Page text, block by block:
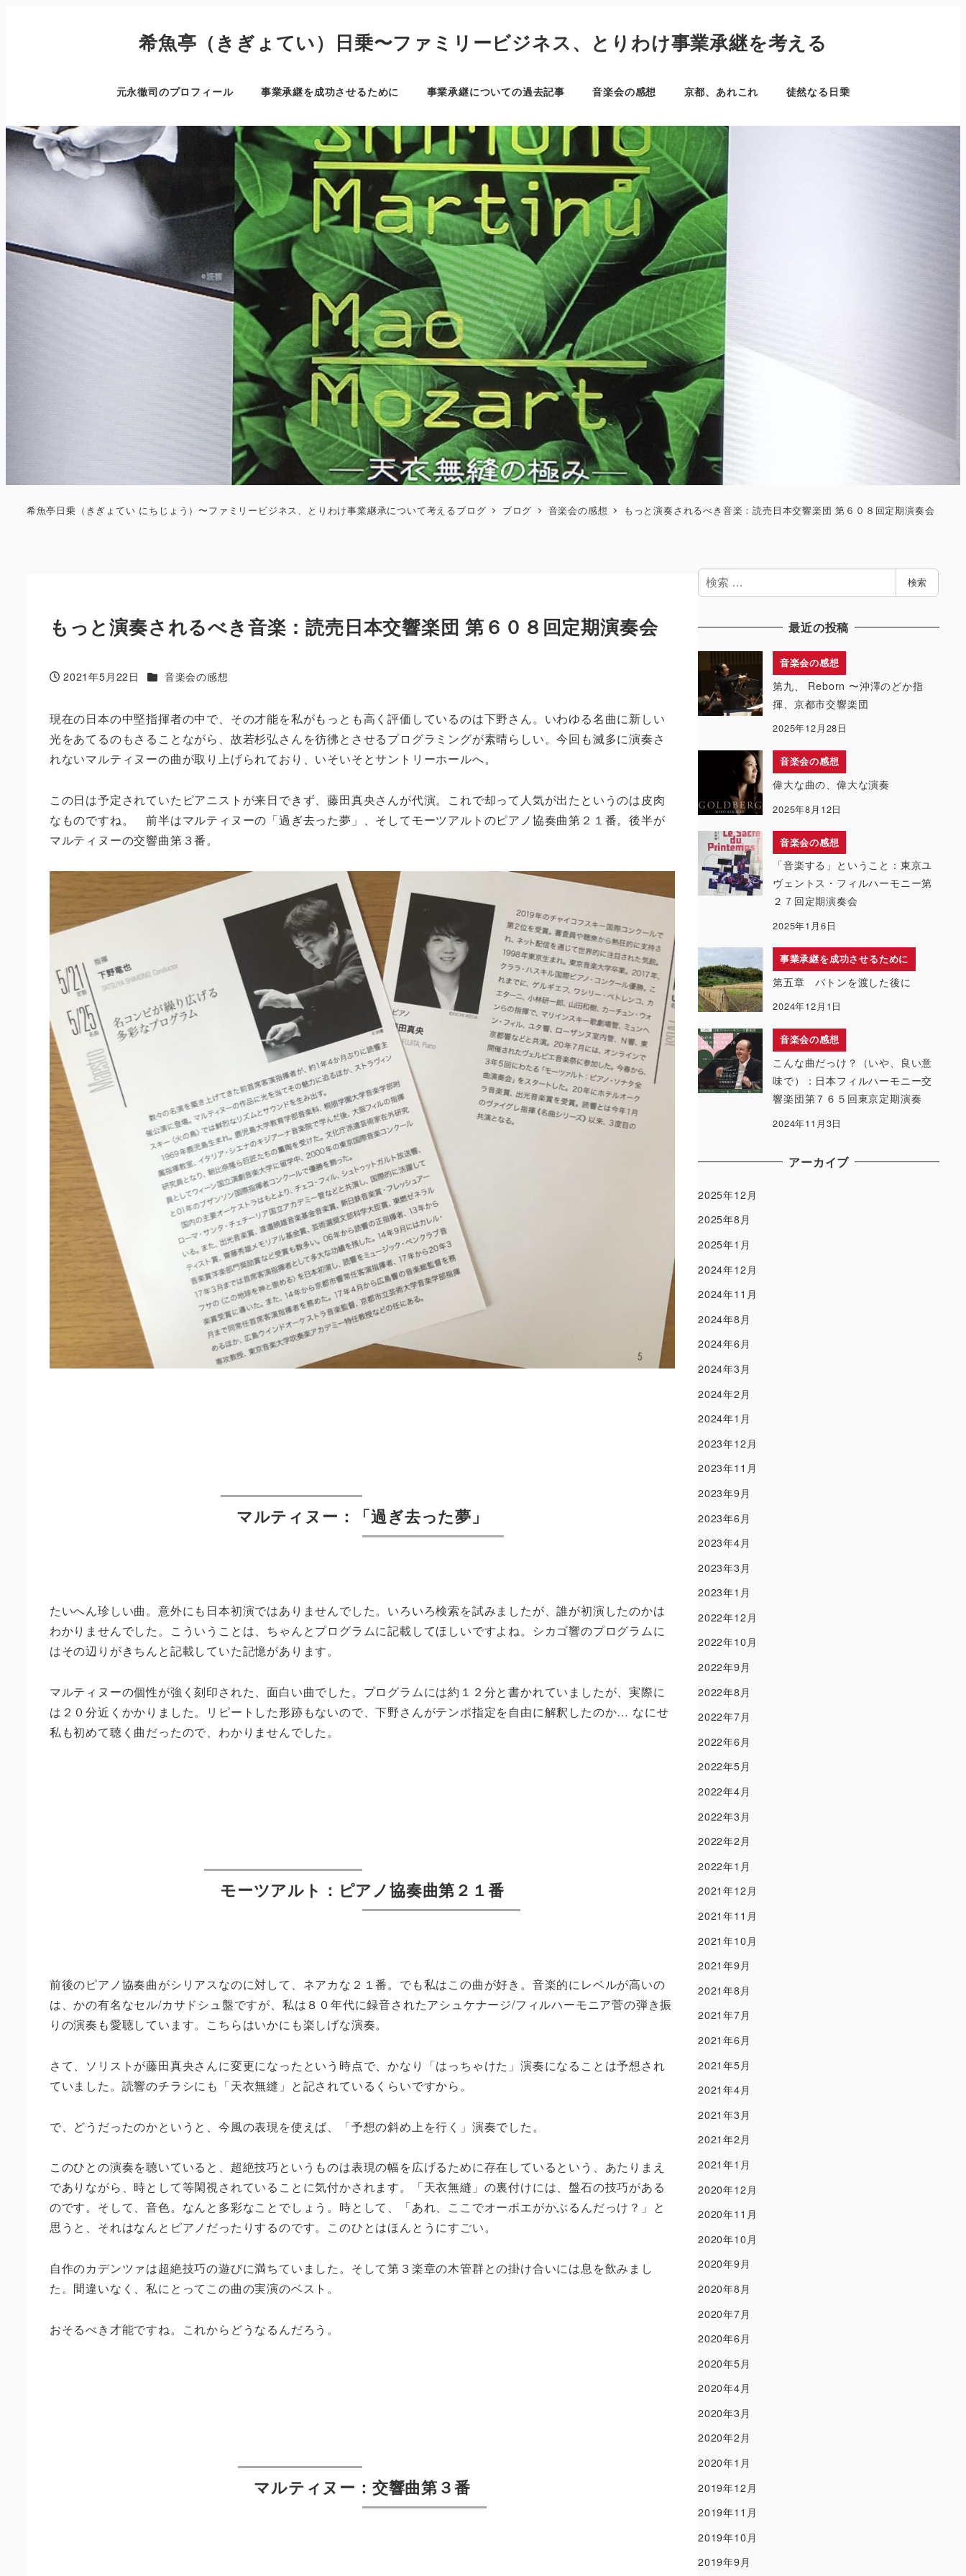
希魚亭（きぎょてい）日乗〜ファミリービジネス、とりわけ事業承継を考える
元永徹司のプロフィール 事業承継を成功させるために 事業承継についての過去記事 音楽会の感想 京都、あれこれ 徒然なる日乗
希魚亭日乗（きぎょてい にちじょう）〜ファミリービジネス、とりわけ事業継承について考えるブログ ブログ 音楽会の感想 もっと演奏されるべき音楽：読売日本交響楽団 第６０８回定期演奏会
もっと演奏されるべき音楽：読売日本交響楽団 第６０８回定期演奏会
投稿日
2021年5月22日 カテゴリー
音楽会の感想
現在の日本の中堅指揮者の中で、その才能を私がもっとも高く評価しているのは下野さん。いわゆる名曲に新しい
光をあてるのもさることながら、故若杉弘さんを彷彿とさせるプログラミングが素晴らしい。今回も滅多に演奏さ
れないマルティヌーの曲が取り上げられており、いそいそとサントリーホールへ。
この日は予定されていたピアニストが来日できず、藤田真央さんが代演。これで却って人気が出たというのは皮肉
なものですね。 前半はマルティヌーの「過ぎ去った夢」、そしてモーツアルトのピアノ協奏曲第２１番。後半が
マルティヌーの交響曲第３番。
マルティヌー：「過ぎ去った夢」
たいへん珍しい曲。意外にも日本初演ではありませんでした。いろいろ検索を試みましたが、誰が初演したのかは
わかりませんでした。こういうことは、ちゃんとプログラムに記載してほしいですよね。シカゴ響のプログラムに
はその辺りがきちんと記載していた記憶があります。
マルティヌーの個性が強く刻印された、面白い曲でした。プログラムには約１２分と書かれていましたが、実際に
は２０分近くかかりました。リピートした形跡もないので、下野さんがテンポ指定を自由に解釈したのか… なにせ
私も初めて聴く曲だったので、わかりませんでした。
モーツアルト：ピアノ協奏曲第２１番
前後のピアノ協奏曲がシリアスなのに対して、ネアカな２１番。でも私はこの曲が好き。音楽的にレベルが高いの
は、かの有名なセル/カサドシュ盤ですが、私は８０年代に録音されたアシュケナージ/フィルハーモニア菅の弾き振
りの演奏も愛聴しています。こちらはいかにも楽しげな演奏。
さて、ソリストが藤田真央さんに変更になったという時点で、かなり「はっちゃけた」演奏になることは予想され
ていました。読響のチラシにも「天衣無縫」と記されているくらいですから。
で、どうだったのかというと、今風の表現を使えば、「予想の斜め上を行く」演奏でした。
このひとの演奏を聴いていると、超絶技巧というものは表現の幅を広げるために存在しているという、あたりまえ
でありながら、時として等閑視されていることに気付かされます。「天衣無縫」の裏付けには、盤石の技巧がある
のです。そして、音色。なんと多彩なことでしょう。時として、「あれ、ここでオーボエがかぶるんだっけ？」と
思うと、それはなんとピアノだったりするのです。このひとはほんとうにすごい。
自作のカデンツァは超絶技巧の遊びに満ちていました。そして第３楽章の木管群との掛け合いには息を飲みまし
た。間違いなく、私にとってこの曲の実演のベスト。
おそるべき才能ですね。これからどうなるんだろう。
マルティヌー：交響曲第３番
検
索
検索
最近の投稿
音楽会の感想
第九、 Reborn 〜沖澤のどか指
揮、京都市交響楽団
2025年12月28日
音楽会の感想
偉大な曲の、偉大な演奏
2025年8月12日
音楽会の感想
「音楽する」ということ：東京ユ
ヴェントス・フィルハーモニー第
２７回定期演奏会
2025年1月6日
事業承継を成功させるために
第五章 バトンを渡した後に
2024年12月1日
音楽会の感想
こんな曲だっけ？（いや、良い意
味で）：日本フィルハーモニー交
響楽団第７６５回東京定期演奏
2024年11月3日
アーカイブ
2025年12月
2025年8月
2025年1月
2024年12月
2024年11月
2024年8月
2024年6月
2024年3月
2024年2月
2024年1月
2023年12月
2023年11月
2023年9月
2023年6月
2023年4月
2023年3月
2023年1月
2022年12月
2022年10月
2022年9月
2022年8月
2022年7月
2022年6月
2022年5月
2022年4月
2022年3月
2022年2月
2022年1月
2021年12月
2021年11月
2021年10月
2021年9月
2021年8月
2021年7月
2021年6月
2021年5月
2021年4月
2021年3月
2021年2月
2021年1月
2020年12月
2020年11月
2020年10月
2020年9月
2020年8月
2020年7月
2020年6月
2020年5月
2020年4月
2020年3月
2020年2月
2020年1月
2019年12月
2019年11月
2019年10月
2019年9月